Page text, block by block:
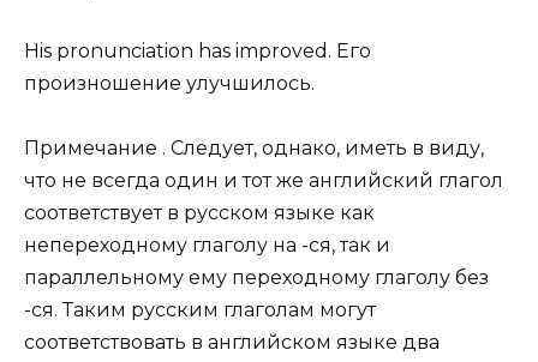
His pronunciation has improved. Его
произношение улучшилось.
Примечание . Следует, однако, иметь в виду,
что не всегда один и тот же английский глагол
соответствует в русском языке как
непереходному глаголу на -ся, так и
параллельному ему переходному глаголу без
-ся. Таким русским глаголам могут
соответствовать в английском языке два